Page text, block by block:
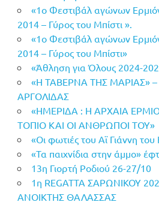
«1ο Φεστιβάλ αγώνων
2014 – Γύρος του Μπίστι ».
«1ο Φεστιβάλ αγώνων
2014 – Γύρος του Μπίστι»
«Άθληση για Όλους 2024-
«Η ΤΑΒΕΡΝΑ ΤΗΣ ΜΑΡΙΑΣ»
ΑΡΓΟΛΙΔΑΣ
«ΗΜΕΡΙΔΑ : Η ΑΡΧΑΙΑ
ΤΟΠΙΟ ΚΑΙ ΟΙ ΑΝΘΡΩΠΟΙ ΤΟΥ»
«Οι φωτιές του Αϊ Γιάννη
«Τα παιχνίδια στην άμμο»
13η Γιορτή Ροδιού 26-27/10
1η REGATTA ΣΑΡΩΝΙΚΟΥ
ΑΝΟΙΚΤΗΣ ΘΑΛΑΣΣΑΣ